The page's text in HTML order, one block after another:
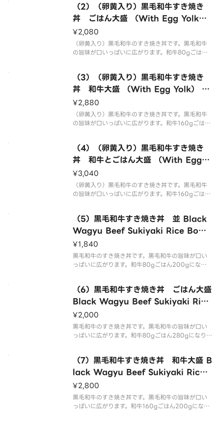
（2）（卵黄入り）黒毛和牛すき焼き
丼 ごはん大盛 （With Egg Yolk）
Black Wagyu Beef Sukiyaki Rice
Bowl Rice Large
¥2,080
（卵黄入り）黒毛和牛のすき焼き丼です。黒毛和牛
の旨味が口いっぱいに広がります。和牛80gごはん2
（3）（卵黄入り）黒毛和牛すき焼き
丼 和牛大盛 （With Egg Yolk） Bl
ack Wagyu Beef Sukiyaki Rice B
owl Wagyu Large
¥2,880
（卵黄入り）黒毛和牛のすき焼き丼です。黒毛和牛
の旨味が口いっぱいに広がります。和牛160gごはん
（4）（卵黄入り）黒毛和牛すき焼き
丼 和牛とごはん大盛 （With Egg Y
olk） Black Wagyu Beef Sukiyak
i Rice Bowl Wagyu ＆ Rice Larg
e
¥3,040
（卵黄入り）黒毛和牛のすき焼き丼です。黒毛和牛
の旨味が口いっぱいに広がります。和牛160gごはん
（5）黒毛和牛すき焼き丼 並 Black
Wagyu Beef Sukiyaki Rice Bowl
Regular
¥1,840
黒毛和牛のすき焼き丼です。黒毛和牛の旨味が口い
っぱいに広がります。和牛80gごはん200gになり
（6）黒毛和牛すき焼き丼 ごはん大盛
Black Wagyu Beef Sukiyaki Rice
Bowl Rice Large
¥2,000
黒毛和牛のすき焼き丼です。黒毛和牛の旨味が口い
っぱいに広がります。和牛80gごはん280gになりま
（7）黒毛和牛すき焼き丼 和牛大盛 B
lack Wagyu Beef Sukiyaki Rice
Bowl Wagyu Large
¥2,800
黒毛和牛のすき焼き丼です。黒毛和牛の旨味が口い
っぱいに広がります。和牛160gごはん200gになり